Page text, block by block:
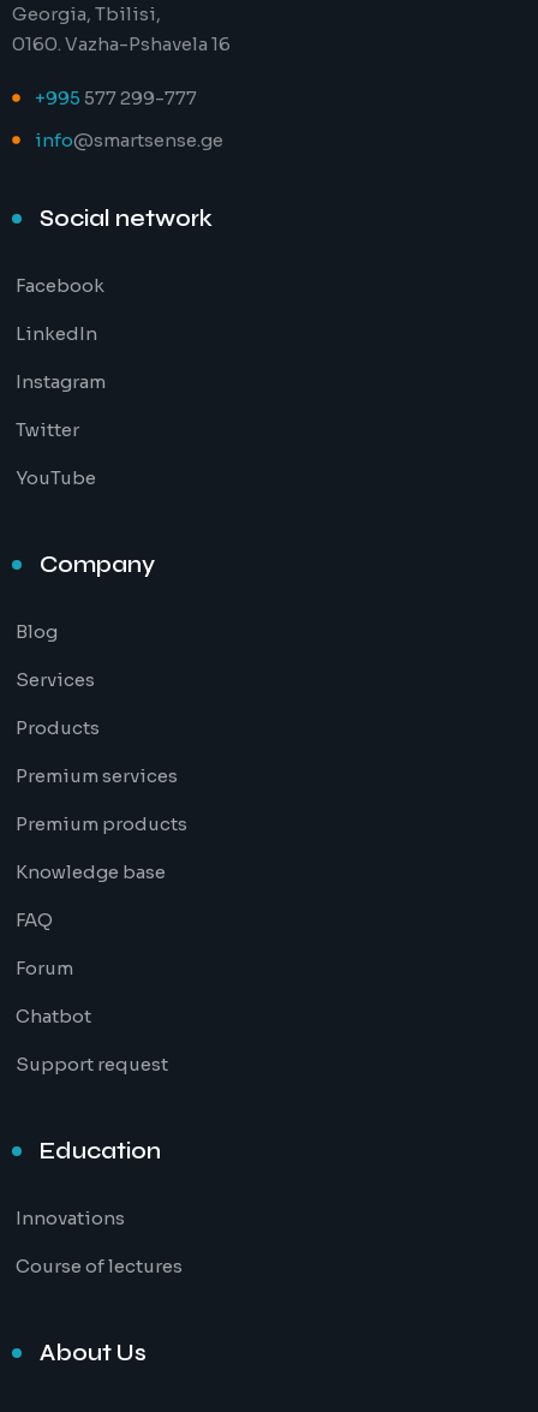
Georgia, Tbilisi,
0160. Vazha-Pshavela 16
+995 577 299-777
info@smartsense.ge
Social network
Facebook
LinkedIn
Instagram
Twitter
YouTube
Company
Blog
Services
Products
Premium services
Premium products
Knowledge base
FAQ
Forum
Chatbot
Support request
Education
Innovations
Course of lectures
About Us